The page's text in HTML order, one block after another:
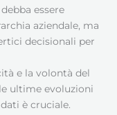
essere
aziendale, ma
decisionali per
e la volontà del
ultime evoluzioni
è cruciale.